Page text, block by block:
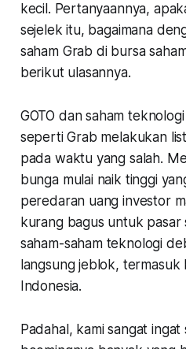
kecil. Pertanyaannya,
sejelek itu, bagaimana
saham Grab di bursa
berikut ulasannya.
GOTO dan saham
seperti Grab melakukan
pada waktu yang salah.
bunga mulai naik tinggi
peredaran uang investor
kurang bagus untuk pasar
saham-saham teknologi
langsung jeblok,
Indonesia.
Padahal, kami sangat